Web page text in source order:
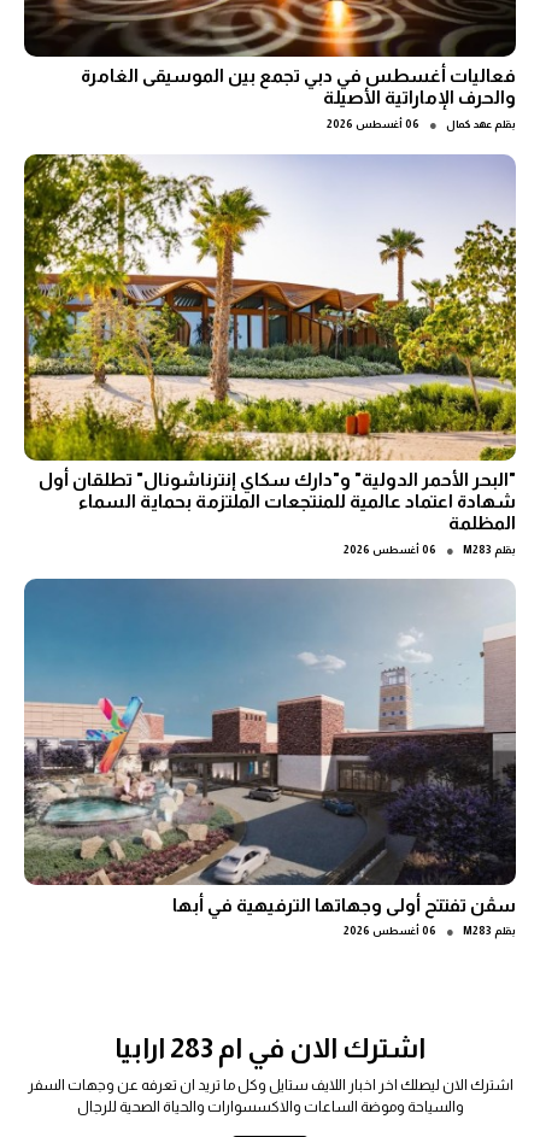
فعاليات أغسطس في دبي تجمع بين الموسيقى الغامرة
والحرف الإماراتية الأصيلة
بقلم عهد كمال ● 06 أغسطس 2026
"البحر الأحمر الدولية" و"دارك سكاي إنترناشونال" تطلقان أول
شهادة اعتماد عالمية للمنتجعات الملتزمة بحماية السماء
المظلمة
بقلم M283
● 06 أغسطس 2026
سڤن تفتتح أولى وجهاتها الترفيهية في أبها
بقلم M283
● 06 أغسطس 2026
اشترك الان في ام 283 ارابيا
اشترك الان ليصلك اخر اخبار اللايف ستايل وكل ما تريد ان تعرفه عن وجهات السفر
والسياحة وموضة الساعات والاكسسوارات والحياة الصحية للرجال